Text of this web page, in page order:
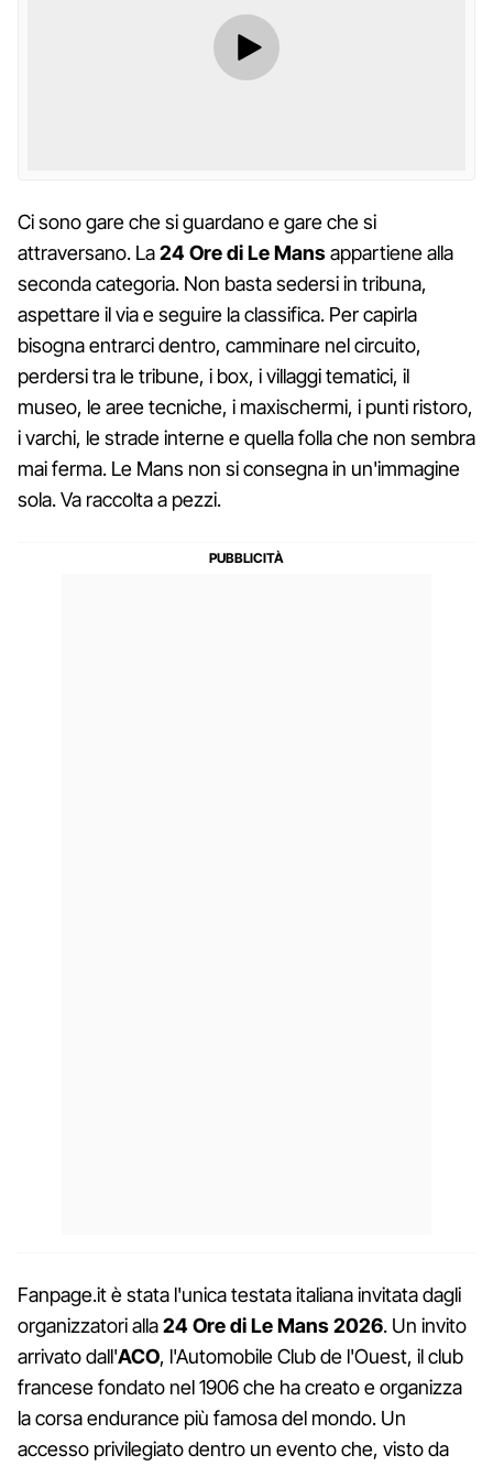
Ci sono gare che si guardano e gare che si
attraversano. La24 Ore di Le Mansappartiene alla
seconda categoria. Non basta sedersi in tribuna,
aspettare il via e seguire la classifica. Per capirla
bisogna entrarci dentro, camminare nel circuito,
perdersi tra le tribune, i box, i villaggi tematici, il
museo, le aree tecniche, i maxischermi, i punti ristoro,
i varchi, le strade interne e quella folla che non sembra
mai ferma. Le Mans non si consegna in un'immagine
sola. Va raccolta a pezzi.
Fanpage.it è stata l'unica testata italiana invitata dagli
organizzatori alla24 Ore di Le Mans 2026. Un invito
arrivato dall'ACO, l'Automobile Club de l'Ouest, il club
francese fondato nel 1906 che ha creato e organizza
la corsa endurance più famosa del mondo. Un
accesso privilegiato dentro un evento che, visto da